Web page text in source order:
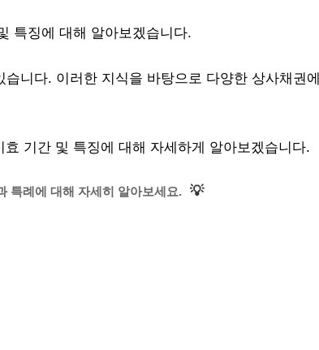
특징에 대해 알아보겠습니다.
니다. 이러한 지식을 바탕으로 다양한 상사채권에
기간 및 특징에 대해 자세하게 알아보겠습니다.
특례에 대해 자세히 알아보세요. 💡